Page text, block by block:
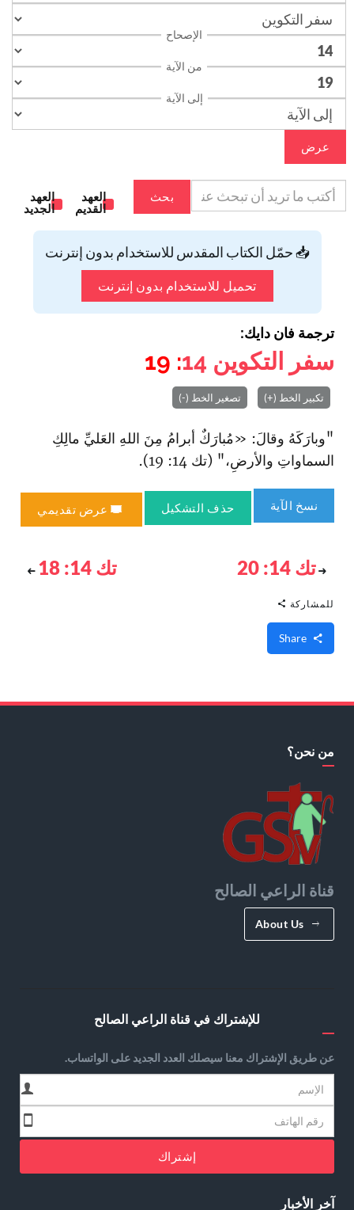
الإصحاح
من الآية
إلى الآية
عرض
بحث
العهد
القديم
العهد
الجديد
📥 حمّل الكتاب المقدس للاستخدام بدون إنترنت
تحميل للاستخدام بدون إنترنت
ترجمة فان دايك:
سفر التكوين 14
: 19
تكبير الخط (+) تصغير الخط (-)
"وبارَكَهُ وقالَ: «مُبارَكٌ أبرامُ مِنَ اللهِ العَليِّ مالِكِ
السماواتِ والأرضِ،" (تك 14: 19).
نسخ الآية حذف التشكيل عرض تقديمي
تك 14: 20 تك 14: 18
للمشاركة
من نحن؟
قناة الراعي الصالح
About Us
للإشتراك في قناة الراعي الصالح
عن طريق الإشتراك معنا سيصلك العدد الجديد على الواتساب.
إشتراك
آخر الأخبار